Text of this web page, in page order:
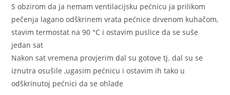
S obzirom da ja nemam ventilacijsku pećnicu ja prilikom
pečenja lagano odškrinem vrata pećnice drvenom kuhačom,
stavim termostat na 90 °C i ostavim puslice da se suše
jedan sat
Nakon sat vremena provjerim dal su gotove tj. dal su se
iznutra osušile ,ugasim pećnicu i ostavim ih tako u
odškrinutoj pećnici da se ohlade